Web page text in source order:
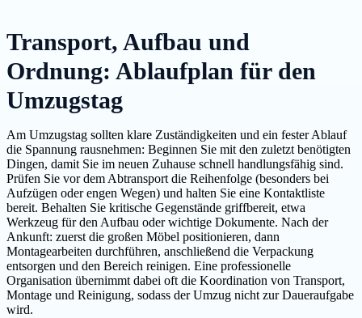
Transport, Aufbau und
Ordnung: Ablaufplan für den
Umzugstag
Am Umzugstag sollten klare Zuständigkeiten und ein fester Ablauf
die Spannung rausnehmen: Beginnen Sie mit den zuletzt benötigten
Dingen, damit Sie im neuen Zuhause schnell handlungsfähig sind.
Prüfen Sie vor dem Abtransport die Reihenfolge (besonders bei
Aufzügen oder engen Wegen) und halten Sie eine Kontaktliste
bereit. Behalten Sie kritische Gegenstände griffbereit, etwa
Werkzeug für den Aufbau oder wichtige Dokumente. Nach der
Ankunft: zuerst die großen Möbel positionieren, dann
Montagearbeiten durchführen, anschließend die Verpackung
entsorgen und den Bereich reinigen. Eine professionelle
Organisation übernimmt dabei oft die Koordination von Transport,
Montage und Reinigung, sodass der Umzug nicht zur Daueraufgabe
wird.